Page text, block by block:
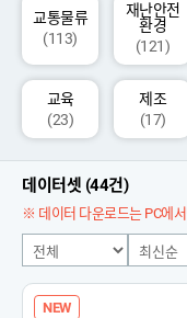
고객지원
교통물류
(113)
재난안전
환경
(121)
교육
(23)
제조
(17)
데이터셋 (44건)
※ 데이터 다운로드는 PC에
NEW